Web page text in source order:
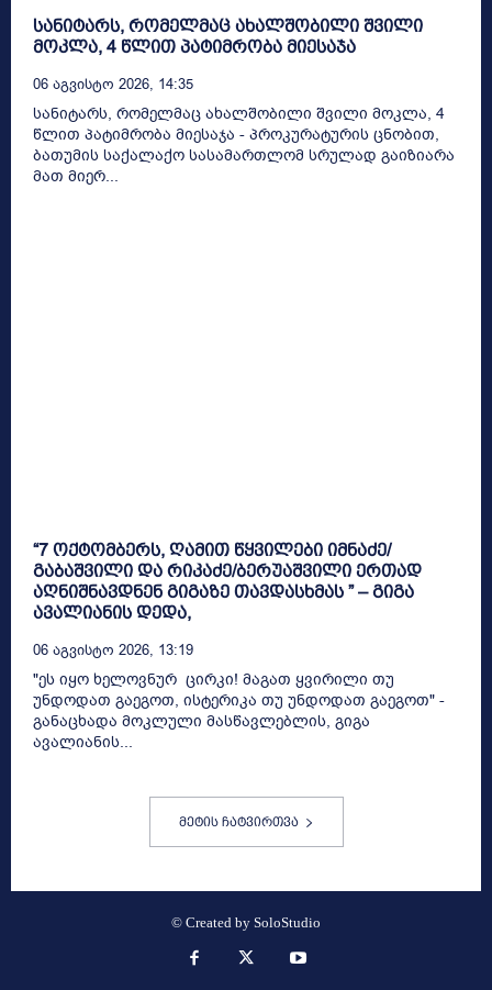
სანიტარს, რომელმაც ახალშობილი შვილი
მოკლა, 4 წლით პატიმრობა მიესაჯა
06 Აგვისტო 2026, 14:35
სანიტარს, რომელმაც ახალშობილი შვილი მოკლა, 4
წლით პატიმრობა მიესაჯა - პროკურატურის ცნობით,
ბათუმის საქალაქო სასამართლომ სრულად გაიზიარა
მათ მიერ...
“7 ოქტომბერს, ღამით წყვილები იმნაძე/
გაბაშვილი და რიკაძე/ბერუაშვილი ერთად
აღნიშნავდნენ გიგაზე თავდასხმას ” – გიგა
ავალიანის დედა,
06 Აგვისტო 2026, 13:19
"ეს იყო ხელოვნურ ცირკი! მაგათ ყვირილი თუ
უნდოდათ გაეგოთ, ისტერიკა თუ უნდოდათ გაეგოთ" -
განაცხადა მოკლული მასწავლებლის, გიგა
ავალიანის...
მეტის ჩატვირთვა
© Created by SoloStudio